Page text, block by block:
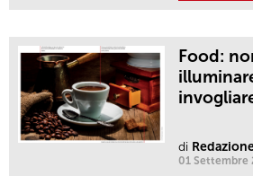
Food:
di
01 Settembre